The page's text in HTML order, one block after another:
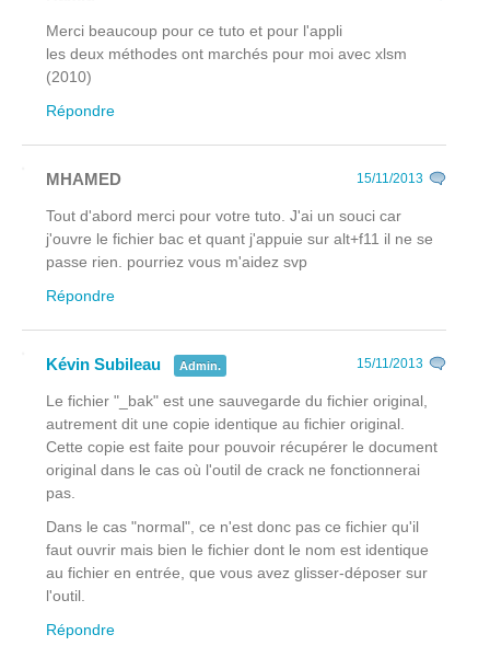
Merci beaucoup pour ce tuto et pour l'appli
les deux méthodes ont marchés pour moi avec xlsm
(2010)
Répondre
MHAMED 15/11/2013
Tout d'abord merci pour votre tuto. J'ai un souci car
j'ouvre le fichier bac et quant j'appuie sur alt+f11 il ne se
passe rien. pourriez vous m'aidez svp
Répondre
Kévin Subileau Admin. 15/11/2013
Le fichier "_bak" est une sauvegarde du fichier original,
autrement dit une copie identique au fichier original.
Cette copie est faite pour pouvoir récupérer le document
original dans le cas où l'outil de crack ne fonctionnerai
pas.
Dans le cas "normal", ce n'est donc pas ce fichier qu'il
faut ouvrir mais bien le fichier dont le nom est identique
au fichier en entrée, que vous avez glisser-déposer sur
l'outil.
Répondre